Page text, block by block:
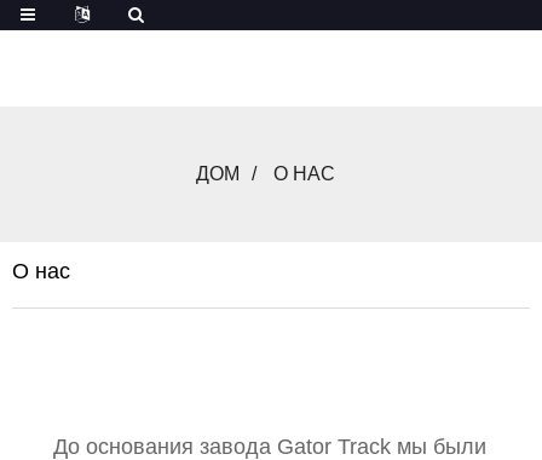
ДОМ О НАС
О нас
До основания завода Gator Track мы были